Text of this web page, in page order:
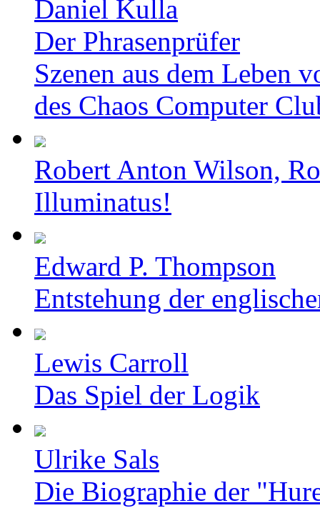
Daniel Kulla
Der Phrasenprüfer
Szenen aus dem Leben
des Chaos Computer
Robert Anton Wilson,
Illuminatus!
Edward P. Thompson
Entstehung der
Lewis Carroll
Das Spiel der Logik
Ulrike Sals
Die Biographie der